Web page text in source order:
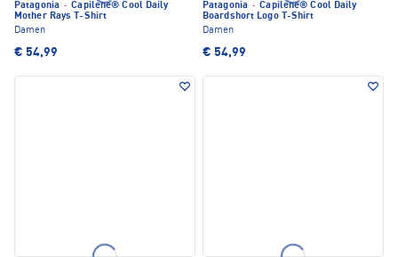
Patagonia · Capilene® Cool Daily
Mother Rays T-Shirt
Damen
€ 54,99
Patagonia · Capilene® Cool Daily
Boardshort Logo T-Shirt
Damen
€ 54,99